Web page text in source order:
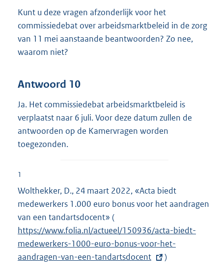
Kunt u deze vragen afzonderlijk voor het
commissiedebat over arbeidsmarktbeleid in de zorg
van 11 mei aanstaande beantwoorden? Zo nee,
waarom niet?
Antwoord 10
Ja. Het commissiedebat arbeidsmarktbeleid is
verplaatst naar 6 juli. Voor deze datum zullen de
antwoorden op de Kamervragen worden
toegezonden.
1
Wolthekker, D., 24 maart 2022, «Acta biedt
medewerkers 1.000 euro bonus voor het aandragen
van een tandartsdocent» (
x
t
e
https://www.folia.nl/actueel/150936/acta-biedt-
medewerkers-1000-euro-bonus-voor-het-
aandragen-van-een-tandartsdocent
)